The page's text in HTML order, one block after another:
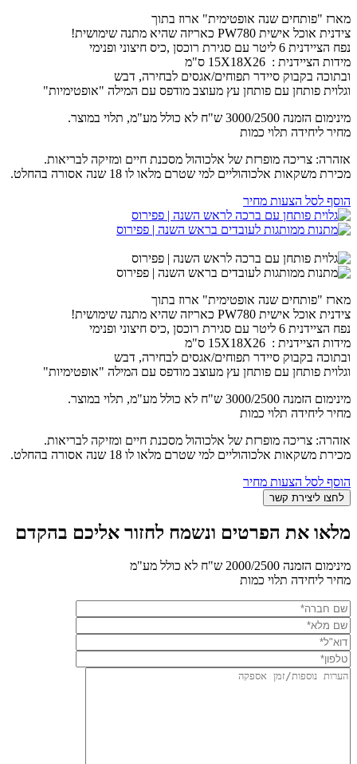
מארז "פותחים שנה אופטימית" ארוז בתוך
צידנית אוכל אישית PW780 כאריזה שהיא מתנה שימושית!
נפח הציידנית 6 ליטר עם סגירת רוכסן ,כיס חיצוני ופנימי
מידות הציידנית : 15X18X26 ס"מ
ובתוכה בקבוק סיידר תפוחים/אגסים לבחירה, דבש
וגלוית פותחן עם פותחן עץ מעוצב מודפס עם המילה "אופטימיות"
מינימום הזמנה 3000/2500 ש"ח לא כולל מע"מ, תלוי במוצר.
מחיר ליחידה תלוי כמות
אזהרה: צריכה מופרזת של אלכוהול מסכנת חיים ומזיקה לבריאות.
מכירת משקאות אלכוהוליים למי שטרם מלאו לו 18 שנה אסורה בהחלט.
הוסף לסל הצעות מחיר
מארז "פותחים שנה אופטימית" ארוז בתוך
צידנית אוכל אישית PW780 כאריזה שהיא מתנה שימושית!
נפח הציידנית 6 ליטר עם סגירת רוכסן ,כיס חיצוני ופנימי
מידות הציידנית : 15X18X26 ס"מ
ובתוכה בקבוק סיידר תפוחים/אגסים לבחירה, דבש
וגלוית פותחן עם פותחן עץ מעוצב מודפס עם המילה "אופטימיות"
מינימום הזמנה 3000/2500 ש"ח לא כולל מע"מ, תלוי במוצר.
מחיר ליחידה תלוי כמות
אזהרה: צריכה מופרזת של אלכוהול מסכנת חיים ומזיקה לבריאות.
מכירת משקאות אלכוהוליים למי שטרם מלאו לו 18 שנה אסורה בהחלט.
הוסף לסל הצעות מחיר
מלאו את הפרטים ונשמח לחזור אליכם בהקדם
מינימום הזמנה 2000/2500 ש"ח לא כולל מע"מ
מחיר ליחידה תלוי כמות